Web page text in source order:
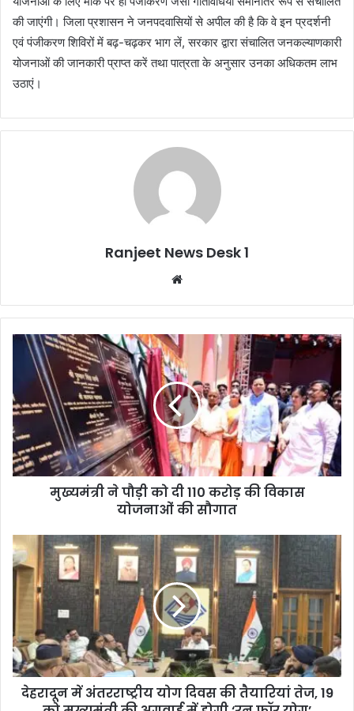
की जाएंगी। जिला प्रशासन ने जनपदवासियों से अपील की है कि वे इन प्रदर्शनी
एवं पंजीकरण शिविरों में बढ़-चढ़कर भाग लें, सरकार द्वारा संचालित जनकल्याणकारी
योजनाओं की जानकारी प्राप्त करें तथा पात्रता के अनुसार उनका अधिकतम लाभ
उठाएं।
Ranjeet News Desk 1
te
मुख्यमंत्री ने पौड़ी को दी 110 करोड़ की विकास
योजनाओं की सौगात
देहरादून में अंतरराष्ट्रीय योग दिवस की तैयारियां तेज, 19